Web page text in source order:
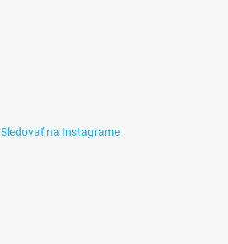
Sledovať na Instagrame